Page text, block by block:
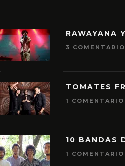
RAWAYANA
3
TOMATES
1
10 BANDAS
1